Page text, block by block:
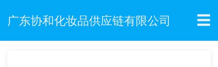
广东协和化妆品供应链有限公司 ☰